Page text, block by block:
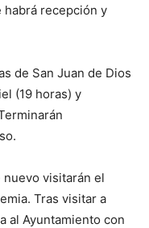
habrá recepción y
de San Juan de Dios
(19 horas) y
nuevo visitarán el
Tras visitar a
al Ayuntamiento con